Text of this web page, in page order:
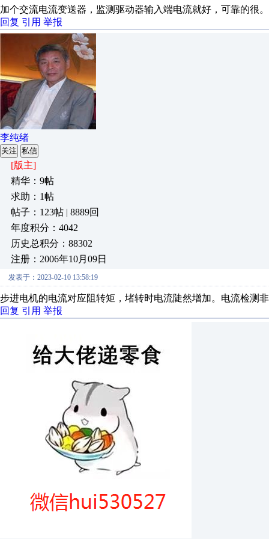
加个交流电流变送器，监测驱动器输入端电流就好，可靠的很。
回复 引用 举报
李纯绪
关注 私信
[版主]
精华：9帖
求助：1帖
帖子：123帖 | 8889回
年度积分：4042
历史总积分：88302
注册：2006年10月09日
发表于：2023-02-10 13:58:19
步进电机的电流对应阻转矩，堵转时电流陡然增加。电流检测
回复 引用 举报